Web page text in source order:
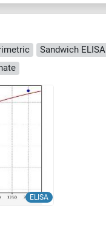
Sandwich ELISA
ELISA